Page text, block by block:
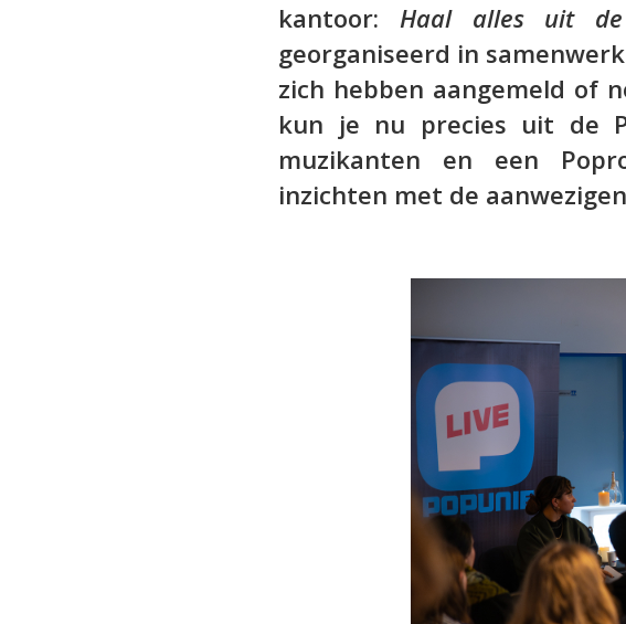
kantoor: Haal alles uit de
georganiseerd in
zich hebben aangemeld of
kun je nu precies uit de
muzikanten en een
inzichten met de